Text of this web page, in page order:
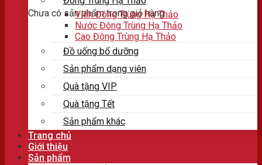
Chưa có sản phẩm trong giỏ hàng.
Viên Đông Trùng Hạ Thảo
Nước Đông Trùng Hạ Thảo
Cao Đông Trùng Hạ Thảo
Đồ uống bổ dưỡng
Sản phẩm dạng viên
Quà tặng VIP
Quà tặng Tết
Sản phẩm khác
Trang chủ
Giới thiệu
Sản phẩm